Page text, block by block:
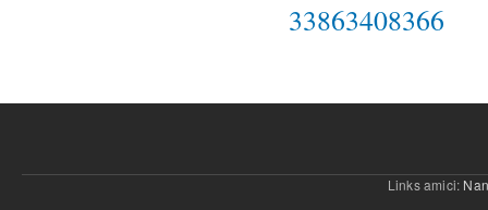
33863408366
Links amici: